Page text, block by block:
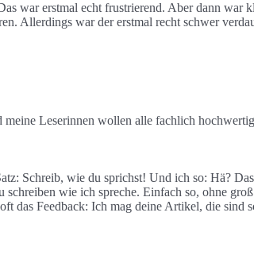
war erstmal echt frustrierend. Aber dann war
Allerdings war der erstmal recht schwer
Leserinnen wollen alle fachlich
Schreib, wie du sprichst! Und ich so: Hä?
wie ich spreche. Einfach so, ohne
das Feedback: Ich mag deine Artikel, die sind